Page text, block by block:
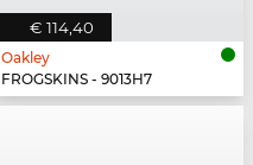
€ 114,40
Oakley
FROGSKINS - 9013H7